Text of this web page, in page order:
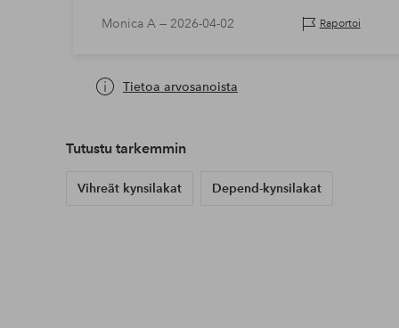
Monica A — 2026-04-02 Raportoi
Tietoa arvosanoista
Tutustu tarkemmin
Vihreät kynsilakat Depend-kynsilakat